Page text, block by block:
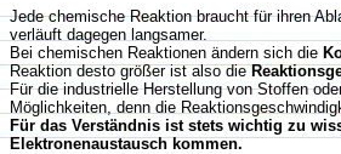
Jede chemische Reaktion braucht für ihren
verläuft dagegen langsamer.
Bei chemischen Reaktionen ändern sich die
Reaktion desto größer ist also die
Für die industrielle Herstellung von Stoffen
Möglichkeiten, denn die
Für das Verständnis ist stets wichtig zu
Elektronenaustausch kommen.